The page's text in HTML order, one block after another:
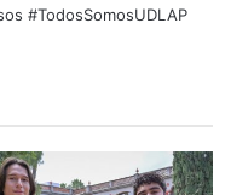
#TodosSomosUDLAP